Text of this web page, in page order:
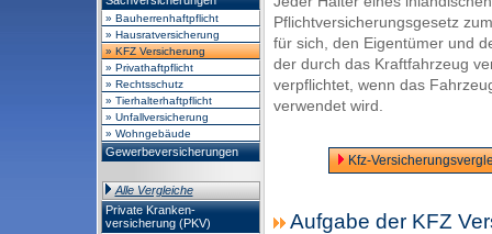
» Bauherrenhaftpflicht
» Hausratversicherung
» KFZ Versicherung
» Privathaftpflicht
» Rechtsschutz
» Tierhalterhaftpflicht
» Unfallversicherung
» Wohngebäude
Gewerbeversicherungen
Alle Vergleiche
Private Kranken-
versicherung (PKV)
Pflichtversicherungsgesetz
für sich, den Eigentümer und
der durch das Kraftfahrzeug
verpflichtet, wenn das
verwendet wird.
Kfz-
Aufgabe der KFZ